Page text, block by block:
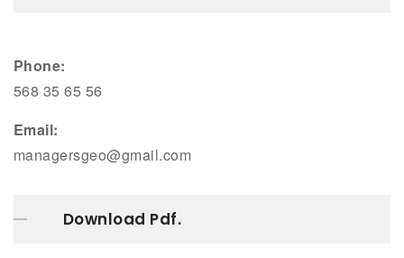
Phone:
568 35 65 56
Email:
managersgeo@gmail.com
Download Pdf.